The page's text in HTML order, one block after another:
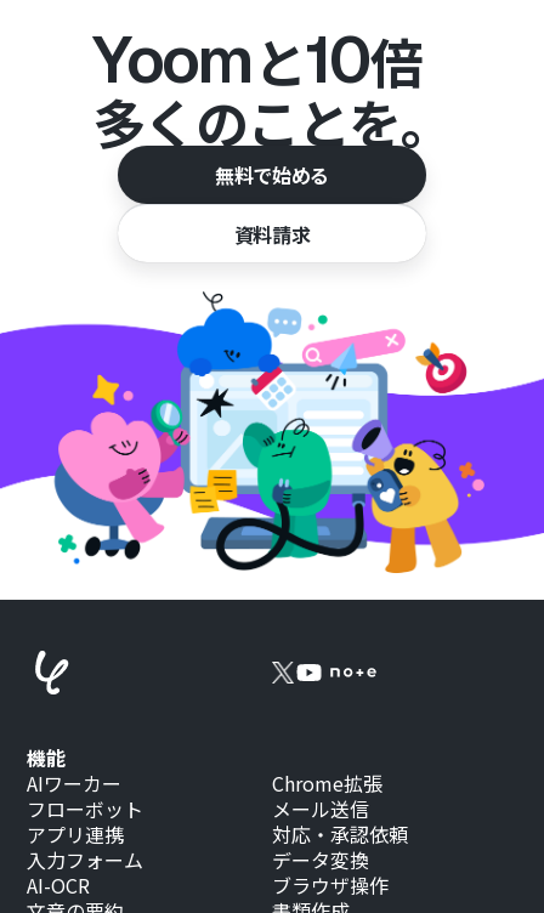
Yoomと10倍
多くのことを。
無料で始める
資料請求
機能
AIワーカー
フローボット
アプリ連携
入力フォーム
AI-OCR
Chrome拡張
メール送信
対応・承認依頼
データ変換
ブラウザ操作